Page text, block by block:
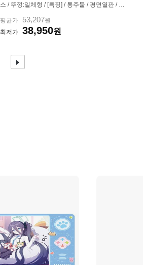
스 / 뚜껑:일체형 / [특징] / 통주물 / 평면열판 / 수
수납 / 표면열차단 / 원터치뚜껑열림 / 회전받침
대 / 크기(가로x세로x깊이): 140x225x210mm
평균가 53,207원
최저가 38,950원
다
음